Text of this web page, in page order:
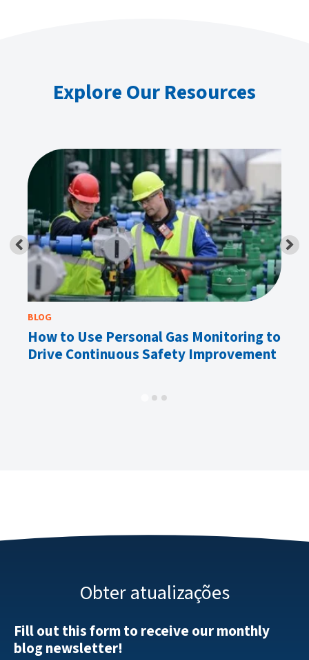
Explore Our Resources
BLOG
How to Use Personal Gas Monitoring to
Drive Continuous Safety Improvement
Obter atualizações
Fill out this form to receive our monthly
blog newsletter!